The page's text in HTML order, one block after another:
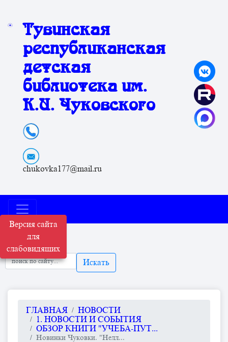
Версия сайта
для
слабовидящих
Тувинская
республиканская
детская
библиотека им.
К.И. Чуковского
chukovka177@mail.ru
Искать
ГЛАВНАЯ
НОВОСТИ
1. НОВОСТИ И СОБЫТИЯ
ОБЗОР КНИГИ "УЧЕБА-ПУТ...
Новинки Чуковки. "Нелл...